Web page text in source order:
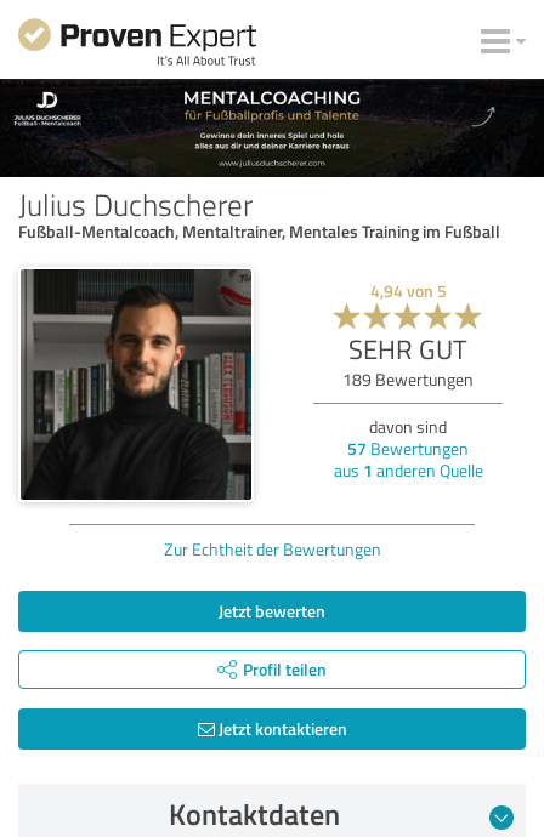
Julius Duchscherer
Fußball-Mentalcoach, Mentaltrainer, Mentales Training im Fußball
4,94von 5
SEHR GUT
189 Bewertungen
davon sind
57 Bewertungen
aus 1 anderen Quelle
Zur Echtheit der Bewertungen
Jetzt bewerten
Profil teilen
Jetzt kontaktieren
Kontaktdaten